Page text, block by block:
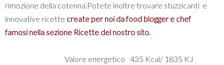
rimozione della cotenna.Potete inoltre trovare stuzzicanti e
innovative ricette create per noi da food blogger e chef
famosi nella sezione Ricette del nostro sito.
Valore energetico 435 Kcal/ 1835 KJ